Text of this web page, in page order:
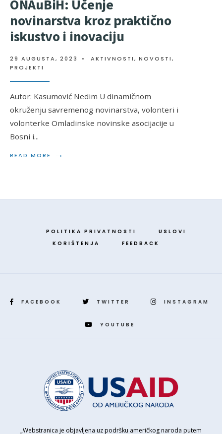
ONAuBiH: Učenje
novinarstva kroz praktično
iskustvo i inovaciju
29 AUGUSTA, 2023 • AKTIVNOSTI, NOVOSTI,
PROJEKTI
Autor: Kasumović Nedim U dinamičnom
okruženju savremenog novinarstva, volonteri i
volonterke Omladinske novinske asocijacije u
Bosni i...
READ MORE →
POLITIKA PRIVATNOSTI
USLOVI
KORIŠTENJA
FEEDBACK
FACEBOOK TWITTER INSTAGRAM
YOUTUBE
„Webstranica je objavljena uz podršku američkog naroda putem